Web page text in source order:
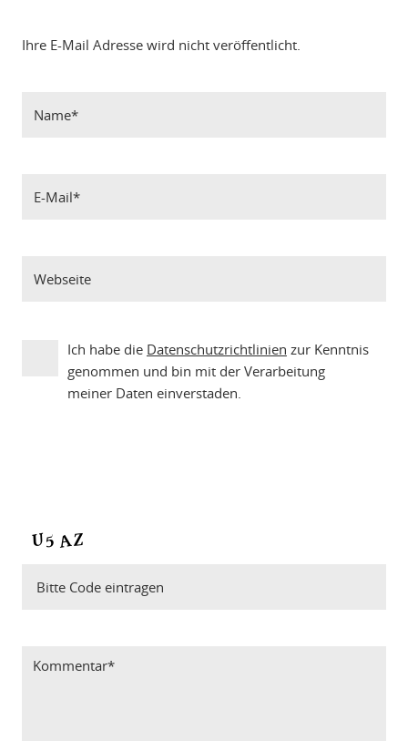
Ihre E-Mail Adresse wird nicht veröffentlicht.
Ich habe die Datenschutzrichtlinien zur Kenntnis
genommen und bin mit der Verarbeitung
meiner Daten einverstaden.